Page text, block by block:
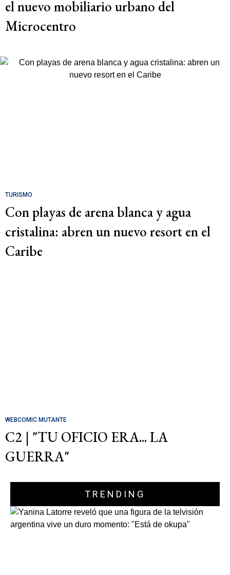
el nuevo mobiliario urbano del
Microcentro
TURISMO
Con playas de arena blanca y agua
cristalina: abren un nuevo resort en el
Caribe
WEBCOMIC MUTANTE
C2 | "TU OFICIO ERA... LA
GUERRA"
TRENDING